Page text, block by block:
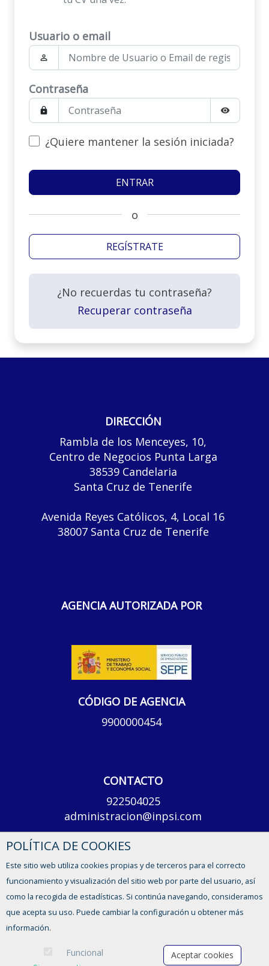
Usuario o email
person_outline
Contraseña
lock visibility
¿Quiere mantener la sesión iniciada?
o
REGÍSTRATE
¿No recuerdas tu contraseña?
Recuperar contraseña
DIRECCIÓN
Rambla de los Menceyes, 10,
Centro de Negocios Punta Larga
38539 Candelaria
Santa Cruz de Tenerife
Avenida Reyes Católicos, 4, Local 16
38007 Santa Cruz de Tenerife
AGENCIA AUTORIZADA POR
CÓDIGO DE AGENCIA
9900000454
CONTACTO
922504025
administracion@inpsi.com
Lunes a viernes, de 8 a 14h y de 15 a 17h
CONTACTO
POLÍTICA DE COOKIES
Este sitio web utiliza cookies propias y de terceros para el correcto
funcionamiento y visualización del sitio web por parte del usuario, así
como la recogida de estadísticas. Si continúa navegando, consideramos
que acepta su uso. Puede cambiar la configuración u obtener más
información.
Funcional
Aceptar cookies